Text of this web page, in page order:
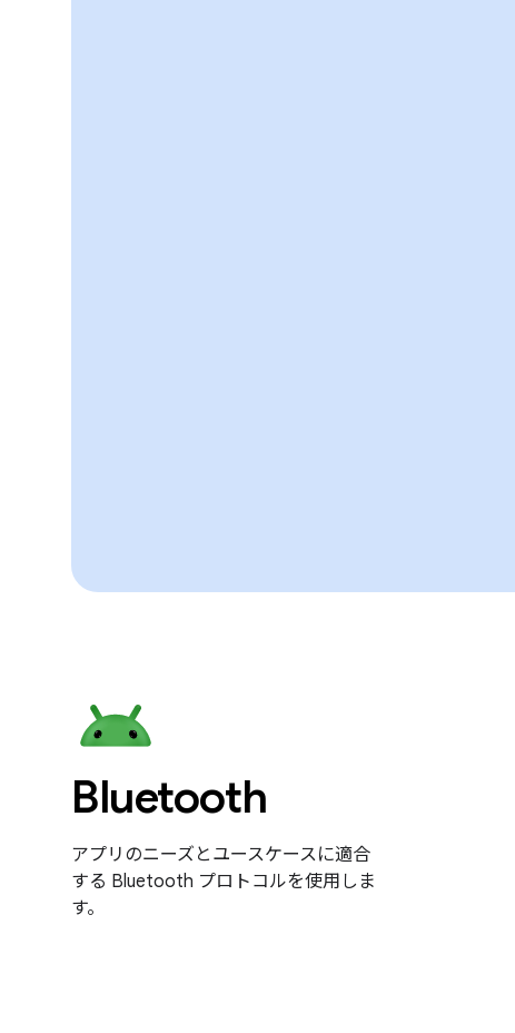
Bluetooth
アプリのニーズとユースケースに適合
する Bluetooth プロトコルを使用しま
す。